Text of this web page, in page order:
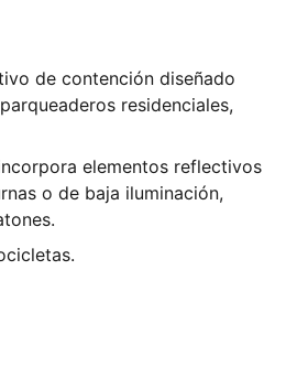
de contención diseñado
residenciales,
elementos reflectivos
o de baja iluminación,